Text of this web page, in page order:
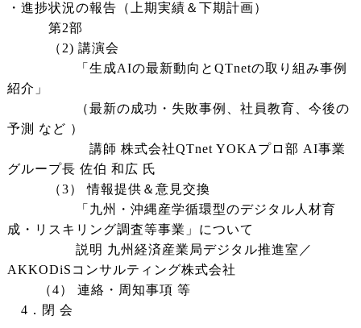
・進捗状況の報告（上期実績＆下期計画）
第2部
（2) 講演会
「生成AIの最新動向とQTnetの取り組み事例
紹介」
（最新の成功・失敗事例、社員教育、今後の
予測 など ）
講師 株式会社QTnet YOKAプロ部 AI事業
グループ長 佐伯 和広 氏
（3） 情報提供＆意見交換
「九州・沖縄産学循環型のデジタル人材育
成・リスキリング調査等事業」について
説明 九州経済産業局デジタル推進室／
AKKODiSコンサルティング株式会社
（4） 連絡・周知事項 等
4．閉 会